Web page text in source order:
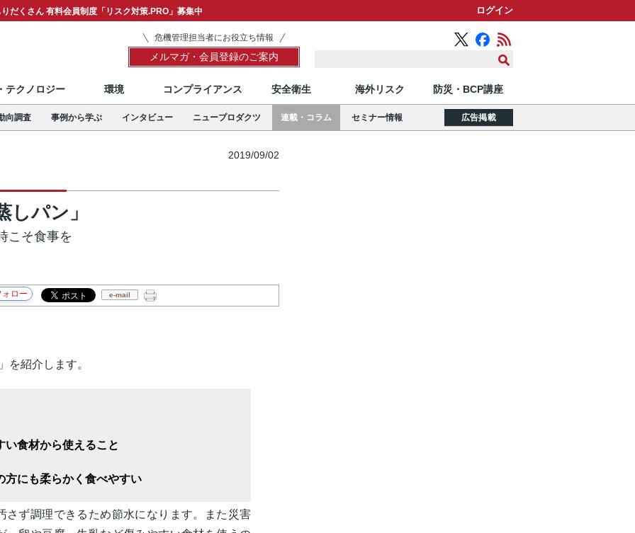
だくさん 有料会員制度「リスク対策.PRO」募集中 ログイン
危機管理担当者にお役立ち情報
メルマガ・会員登録のご案内
テクノロジー 環境 コンプライアンス 安全衛生 海外リスク 防災・BCP講座
向調査 事例から学ぶ インタビュー ニュープロダクツ 連載・コラム セミナー情報 広告掲載
2019/09/02
パン」
こそ食事を
e-mail
を紹介します。
い食材から使えること
方にも柔らかく食べやすい
さず調理できるため節水になります。また災害